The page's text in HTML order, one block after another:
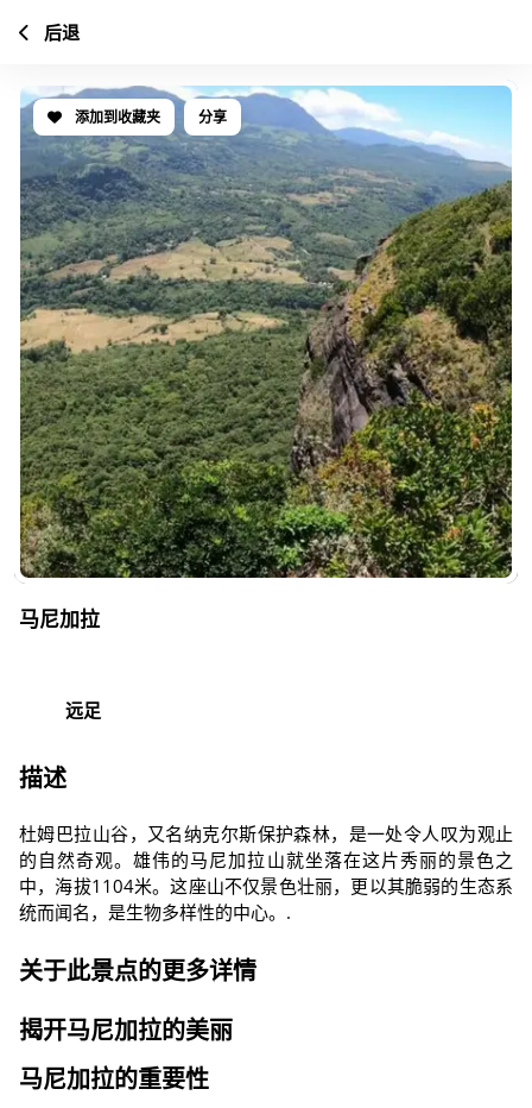
添加到收藏夹 分享
马尼加拉
远足
描述
杜姆巴拉山谷，又名纳克尔斯保护森林，是一处令人叹为观止
的自然奇观。雄伟的马尼加拉山就坐落在这片秀丽的景色之
中，海拔1104米。这座山不仅景色壮丽，更以其脆弱的生态系
统而闻名，是生物多样性的中心。.
关于此景点的更多详情
揭开马尼加拉的美丽
马尼加拉的重要性
后退